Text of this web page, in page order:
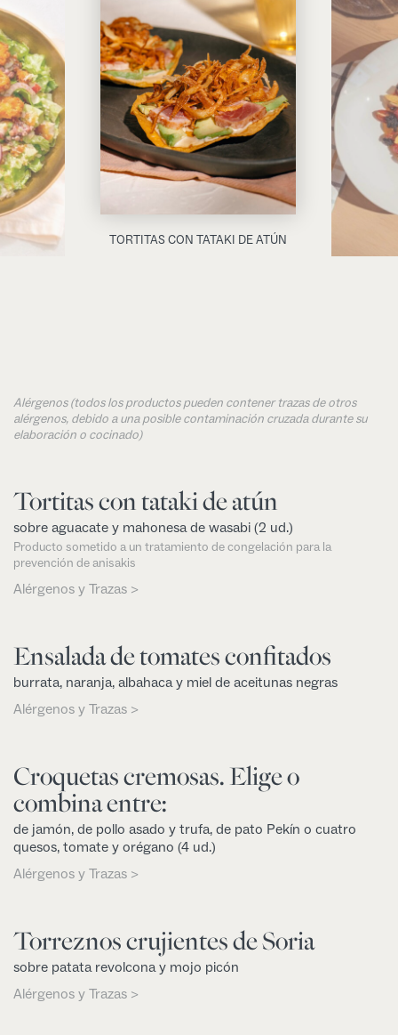
TORTITAS CON TATAKI DE ATÚN
Alérgenos (todos los productos pueden contener trazas de otros
alérgenos, debido a una posible contaminación cruzada durante su
elaboración o cocinado)
Tortitas con tataki de atún
sobre aguacate y mahonesa de wasabi (2 ud.)
Producto sometido a un tratamiento de congelación para la
prevención de anisakis
Alérgenos y Trazas >
Ensalada de tomates confitados
burrata, naranja, albahaca y miel de aceitunas negras
Alérgenos y Trazas >
Croquetas cremosas. Elige o
combina entre:
de jamón, de pollo asado y trufa, de pato Pekín o cuatro
quesos, tomate y orégano (4 ud.)
Alérgenos y Trazas >
Torreznos crujientes de Soria
sobre patata revolcona y mojo picón
Alérgenos y Trazas >